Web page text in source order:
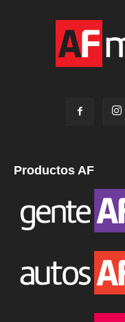
Productos AF